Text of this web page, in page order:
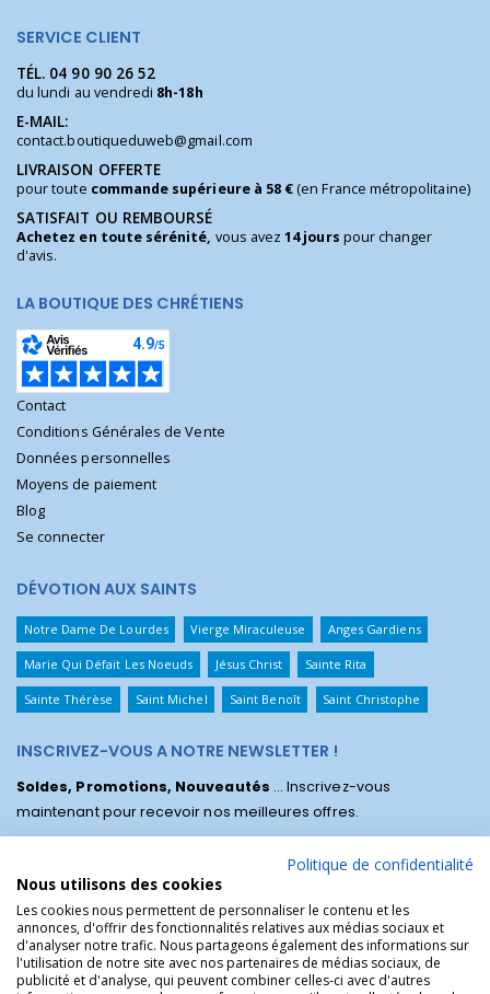
SERVICE CLIENT
TÉL. 04 90 90 26 52
du lundi au vendredi 8h-18h
E-MAIL:
contact.boutiqueduweb@gmail.com
LIVRAISON OFFERTE
pour toute commande supérieure à 58 €(en France métropolitaine)
SATISFAIT OU REMBOURSÉ
Achetez en toute sérénité, vous avez14 jours pour changer
d'avis.
LA BOUTIQUE DES CHRÉTIENS
Contact
Conditions Générales de Vente
Données personnelles
Moyens de paiement
Blog
Se connecter
DÉVOTION AUX SAINTS
Notre Dame De Lourdes Vierge Miraculeuse Anges Gardiens
Marie Qui Défait Les Noeuds Jésus Christ Sainte Rita
Sainte Thérèse Saint Michel Saint Benoît Saint Christophe
INSCRIVEZ-VOUS A NOTRE NEWSLETTER !
Soldes, Promotions, Nouveautés ... Inscrivez-vous
maintenant pour recevoir nos meilleures offres.
Politique de confidentialité
Nous utilisons des cookies
Les cookies nous permettent de personnaliser le contenu et les
annonces, d'offrir des fonctionnalités relatives aux médias sociaux et
d'analyser notre trafic. Nous partageons également des informations sur
l'utilisation de notre site avec nos partenaires de médias sociaux, de
publicité et d'analyse, qui peuvent combiner celles-ci avec d'autres